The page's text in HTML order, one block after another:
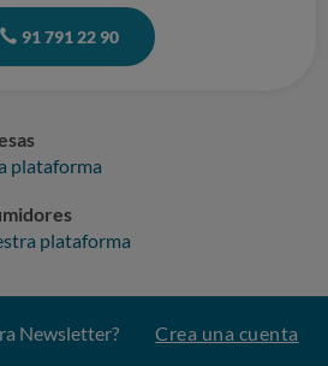
91 791 22 90
plataforma
plataforma
Newsletter? Crea una cuenta